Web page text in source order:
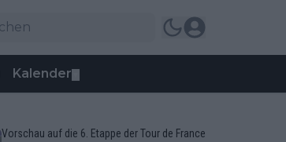
Kalender
Vorschau auf die 6. Etappe der Tour de France